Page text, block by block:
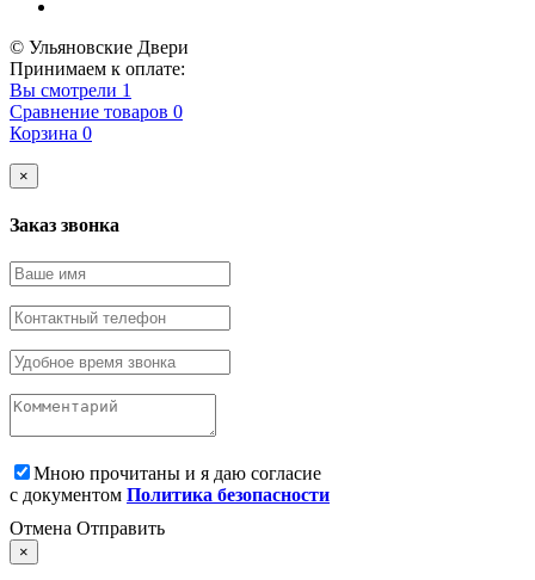
© Ульяновские Двери
Принимаем к оплате:
Вы смотрели 1
Сравнение товаров 0
Корзина 0
×
Заказ звонка
Мною прочитаны и я даю согласие
с документом Политика безопасности
Отмена Отправить
×